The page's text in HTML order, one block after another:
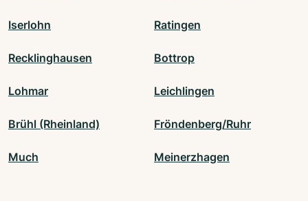
Iserlohn Ratingen
Recklinghausen Bottrop
Lohmar Leichlingen
Brühl (Rheinland) Fröndenberg/Ruhr
Much Meinerzhagen